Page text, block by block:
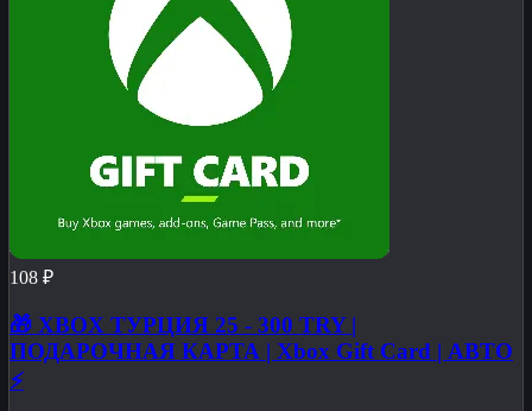
108 ₽
🎁 XBOX ТУРЦИЯ 25 - 300 TRY |
ПОДАРОЧНАЯ КАРТА | Xbox Gift Card | АВТО
⚡